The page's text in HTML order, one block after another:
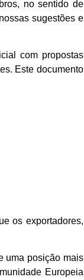
no sentido de
sugestões e
com propostas
Este documento
os exportadores,
uma posição mais
Europeia